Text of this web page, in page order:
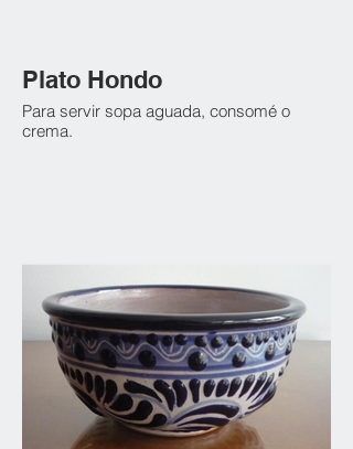
Plato Hondo
Para servir sopa aguada, consomé o
crema.